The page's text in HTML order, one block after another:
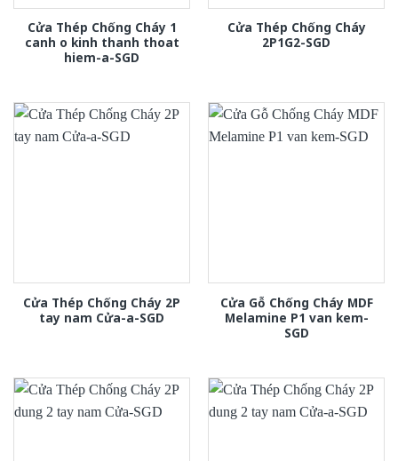
Cửa Thép Chống Cháy 1
canh o kinh thanh thoat
hiem-a-SGD
Cửa Thép Chống Cháy
2P1G2-SGD
Cửa Thép Chống Cháy 2P
tay nam Cửa-a-SGD
Cửa Gỗ Chống Cháy MDF
Melamine P1 van kem-
SGD